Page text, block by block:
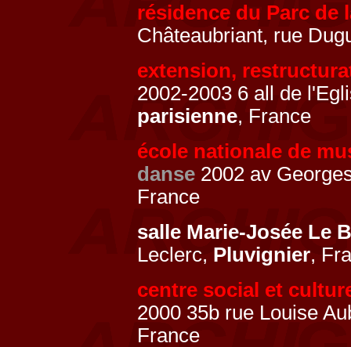
résidence du Parc de
Châteaubriant, rue
extension,
2002-2003 6 all de
parisienne, France
école nationale de
danse 2002 av
France
salle Marie-Josée Le
Leclerc, Pluvignier,
centre social et
2000 35b rue Louise
France